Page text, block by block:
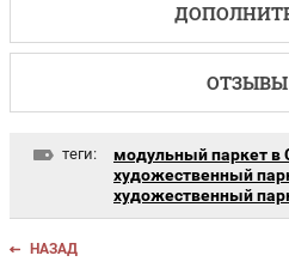
ОТЗЫВЫ
теги: модульный паркет в
художественный
художественный
НАЗАД